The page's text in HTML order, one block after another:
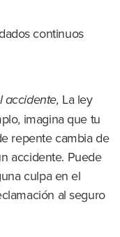
continuos
accidente, La ley
imagina que tu
repente cambia de
accidente. Puede
culpa en el
al seguro